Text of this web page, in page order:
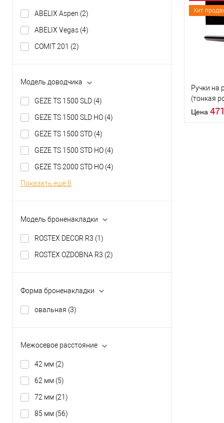
ABELIX Aspen (2)
ABELIX Vegas (4)
COMIT 201 (2)
Модель доводчика
GEZE TS 1500 SLD (4)
GEZE TS 1500 SLD HO (4)
GEZE TS 1500 STD (4)
GEZE TS 1500 STD HO (4)
GEZE TS 2000 STD HO (4)
Показать ещё 8
Модель броненакладки
ROSTEX DECOR R3 (1)
ROSTEX OZDOBNA R3 (2)
Форма броненакладки
овальная (3)
Межосевое расстояние
42 мм (2)
62 мм (5)
72 мм (21)
85 мм (56)
клик
В
Материал
Страна
Хит
Ручки на
(тонкая
черный
Цена 471